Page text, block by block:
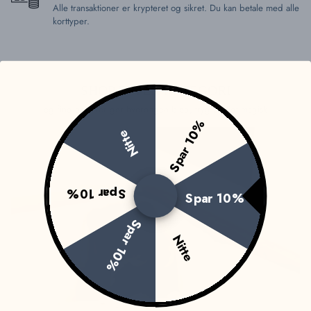
Alle transaktioner er krypteret og sikret. Du kan betale med alle
korttyper.
SHOP EFTER KATEGORI
og find det, der gør hverdagen blød, tryg og lidt magisk
Spar 10%
Spar 10%
Nitte
Spar 10%
Spar 10%
Nitte